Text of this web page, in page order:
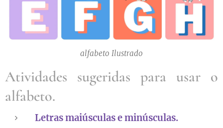
alfabeto Ilustrado
Atividades sugeridas para usar o
alfabeto.
Letras maiúsculas e minúsculas.